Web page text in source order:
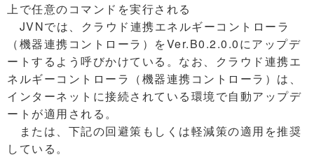
上で任意のコマンドを実行される
JVNでは、クラウド連携エネルギーコントローラ
（機器連携コントローラ）をVer.B0.2.0.0にアップデ
ートするよう呼びかけている。なお、クラウド連携エ
ネルギーコントローラ（機器連携コントローラ）は、
インターネットに接続されている環境で自動アップデ
ートが適用される。
または、下記の回避策もしくは軽減策の適用を推奨
している。